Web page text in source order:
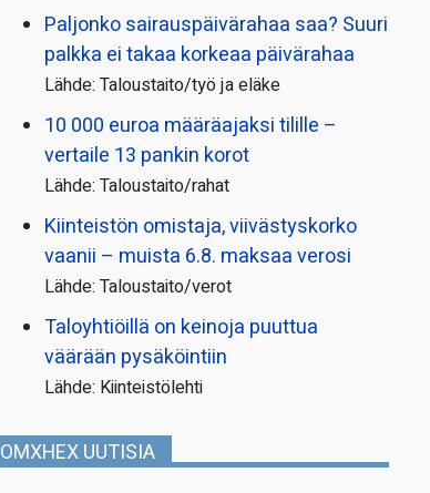
Paljonko sairauspäivä­rahaa saa? Suuri
palkka ei takaa korkeaa päivärahaa
Lähde: Taloustaito/työ ja eläke
10 000 euroa määräajaksi tilille –
vertaile 13 pankin korot
Lähde: Taloustaito/rahat
Kiinteistön omistaja, viivästyskorko
vaanii – muista 6.8. maksaa verosi
Lähde: Taloustaito/verot
Taloyhtiöillä on keinoja puuttua
väärään pysäköintiin
Lähde: Kiinteistölehti
OMXHEX UUTISIA